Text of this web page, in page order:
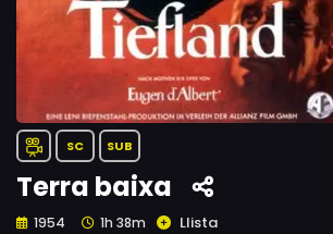
SC SUB
Terra baixa
1954 1h 38m Llista